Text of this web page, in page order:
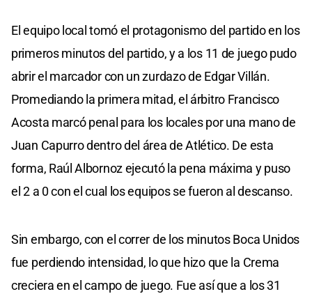
El equipo local tomó el protagonismo del partido en los
primeros minutos del partido, y a los 11 de juego pudo
abrir el marcador con un zurdazo de Edgar Villán.
Promediando la primera mitad, el árbitro Francisco
Acosta marcó penal para los locales por una mano de
Juan Capurro dentro del área de Atlético. De esta
forma, Raúl Albornoz ejecutó la pena máxima y puso
el 2 a 0 con el cual los equipos se fueron al descanso.
Sin embargo, con el correr de los minutos Boca Unidos
fue perdiendo intensidad, lo que hizo que la Crema
creciera en el campo de juego. Fue así que a los 31